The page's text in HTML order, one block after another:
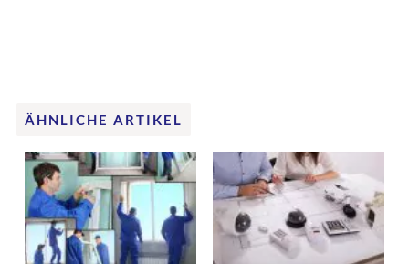
ÄHNLICHE ARTIKEL